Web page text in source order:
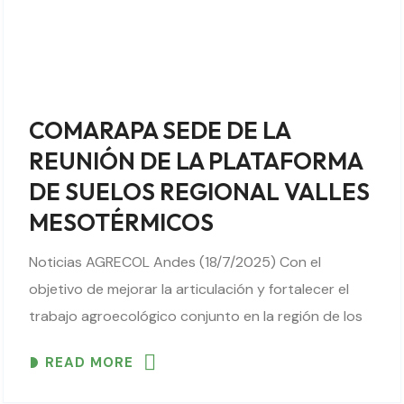
COMARAPA SEDE DE LA
REUNIÓN DE LA PLATAFORMA
DE SUELOS REGIONAL VALLES
MESOTÉRMICOS
Noticias AGRECOL Andes (18/7/2025) Con el
objetivo de mejorar la articulación y fortalecer el
trabajo agroecológico conjunto en la región de los
se llevó adelante la reunión trimestral de la..
READ MORE